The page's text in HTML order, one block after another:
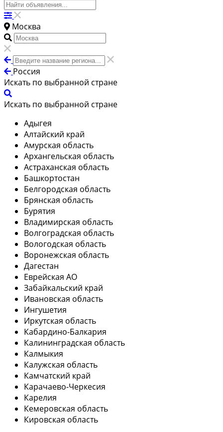
Москва
Россия
Искать по выбранной стране
Искать по выбранной стране
Адыгея
Алтайский край
Амурская область
Архангельская область
Астраханская область
Башкортостан
Белгородская область
Брянская область
Бурятия
Владимирская область
Волгоградская область
Вологодская область
Воронежская область
Дагестан
Еврейская АО
Забайкальский край
Ивановская область
Ингушетия
Иркутская область
Кабардино-Балкария
Калининградская область
Калмыкия
Калужская область
Камчатский край
Карачаево-Черкесия
Карелия
Кемеровская область
Кировская область